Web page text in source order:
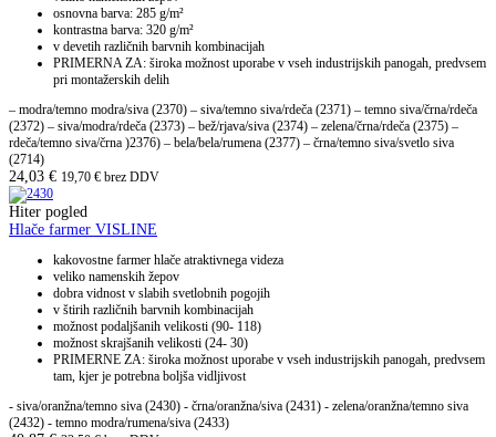
osnovna barva: 285 g/m²
kontrastna barva: 320 g/m²
v devetih različnih barvnih kombinacijah
PRIMERNA ZA: široka možnost uporabe v vseh industrijskih panogah, predvsem
pri montažerskih delih
– modra/temno modra/siva (2370) – siva/temno siva/rdeča (2371) – temno siva/črna/rdeča
(2372) – siva/modra/rdeča (2373) – bež/rjava/siva (2374) – zelena/črna/rdeča (2375) –
rdeča/temno siva/črna )2376) – bela/bela/rumena (2377) – črna/temno siva/svetlo siva
(2714)
24,03 € 19,70 € brez DDV
Hiter pogled
Hlače farmer VISLINE
kakovostne farmer hlače atraktivnega videza
veliko namenskih žepov
dobra vidnost v slabih svetlobnih pogojih
v štirih različnih barvnih kombinacijah
možnost podaljšanih velikosti (90- 118)
možnost skrajšanih velikosti (24- 30)
PRIMERNE ZA: široka možnost uporabe v vseh industrijskih panogah, predvsem
tam, kjer je potrebna boljša vidljivost
- siva/oranžna/temno siva (2430) - črna/oranžna/siva (2431) - zelena/oranžna/temno siva
(2432) - temno modra/rumena/siva (2433)